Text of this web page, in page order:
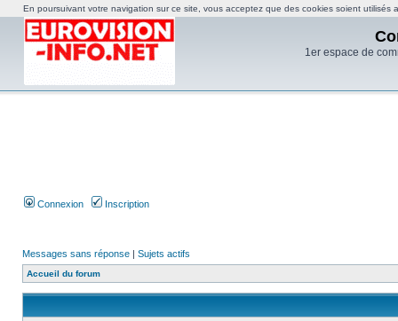
1er espace de
Connexion Inscription
Messages sans réponse | Sujets actifs
Accueil du forum
En poursuivant votre navigation sur ce site, vous acceptez que des cookies soient